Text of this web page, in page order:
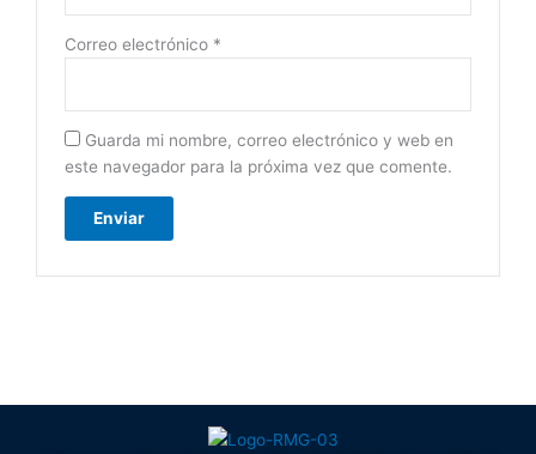
Correo electrónico *
Guarda mi nombre, correo electrónico y web en
este navegador para la próxima vez que comente.